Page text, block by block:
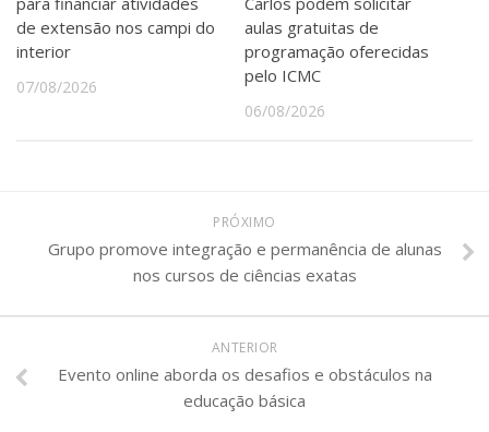
de extensão nos campi do
interior
07/08/2026
aulas gratuitas de
programação oferecidas
pelo ICMC
06/08/2026
PRÓXIMO
Grupo promove integração e permanência de alunas
nos cursos de ciências exatas
ANTERIOR
Evento online aborda os desafios e obstáculos na
educação básica